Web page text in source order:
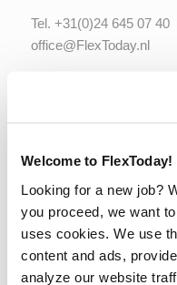
Welcome to FlexToday!
Looking for a new job?
you proceed, we want
uses cookies. We use
content and ads,
analyze our website
Tel. +31(0)24 645 07 40
office@FlexToday.nl
Social Media
Wilt u op de hoogte
Volg ons dan op